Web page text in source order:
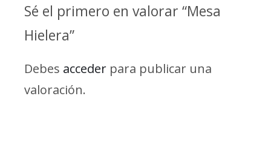
Sé el primero en valorar “Mesa
Hielera”
Debes accederpara publicar una
valoración.